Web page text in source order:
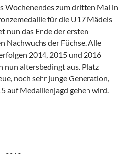
Wochenendes zum dritten Mal in
für die U17 Mädels
nun das Ende der ersten
Nachwuchs der Füchse. Alle
2014, 2015 und 2016
nun altersbedingt aus. Platz
noch sehr junge Generation,
auf Medaillenjagd gehen wird.